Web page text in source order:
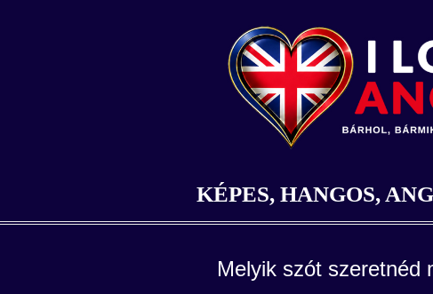
KÉPES, HANGOS,
Melyik szót szeretnéd